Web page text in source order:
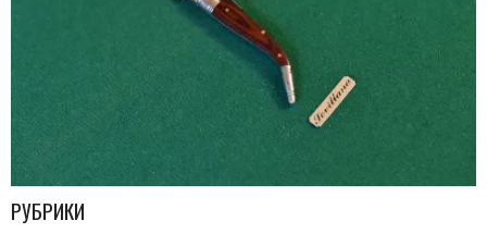
РУБРИКИ